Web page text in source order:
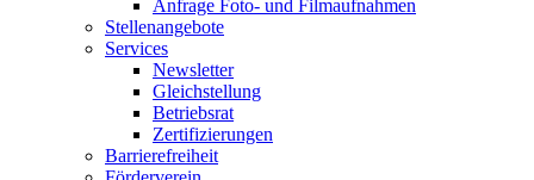
Anfrage Foto- und Filmaufnahmen
Stellenangebote
Services
Newsletter
Gleichstellung
Betriebsrat
Zertifizierungen
Barrierefreiheit